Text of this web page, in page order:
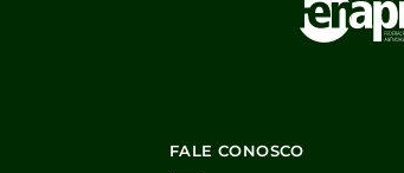
FALE CONOSCO